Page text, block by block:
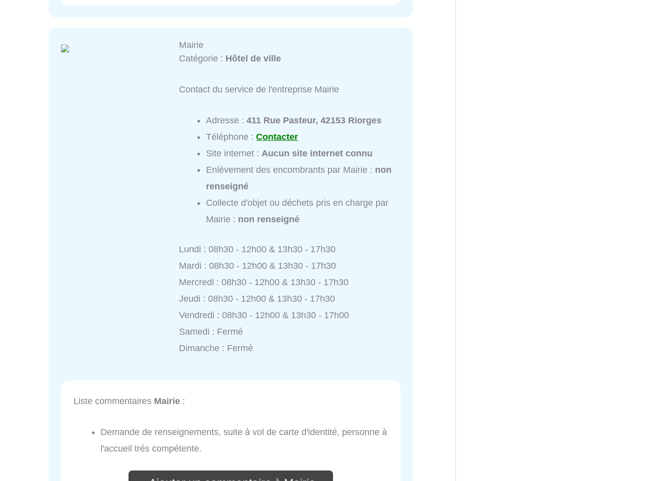
Mairie
Catégorie : Hôtel de ville
Contact du service de l'entreprise Mairie
Adresse :411 Rue Pasteur, 42153 Riorges
Téléphone :Contacter
Site internet : Aucun site internet connu
Enlèvement des encombrants par Mairie : non
renseigné
Collecte d'objet ou déchets pris en charge par
Mairie : non renseigné
Lundi : 08h30 - 12h00 & 13h30 - 17h30
Mardi : 08h30 - 12h00 & 13h30 - 17h30
Mercredi : 08h30 - 12h00 & 13h30 - 17h30
Jeudi : 08h30 - 12h00 & 13h30 - 17h30
Vendredi : 08h30 - 12h00 & 13h30 - 17h00
Samedi : Fermé
Dimanche : Fermé
Liste commentaires Mairie :
Demande de renseignements, suite à vol de carte d'identité, personne à
l'accueil trés compétente.